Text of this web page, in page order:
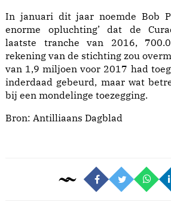
In januari dit jaar noemde Bob
enorme opluchting’ dat de
laatste tranche van 2016,
rekening van de stichting zou
van 1,9 miljoen voor 2017 had
inderdaad gebeurd, maar wat
bij een mondelinge toezegging.
Bron: Antilliaans Dagblad